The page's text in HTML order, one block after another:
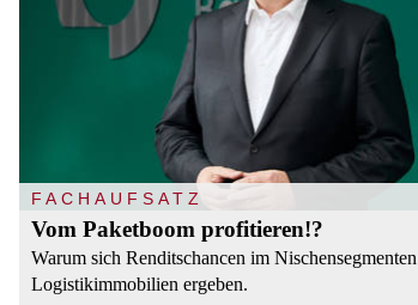
FACHAUFSATZ
Vom Paketboom profitieren!?
Warum sich Renditschancen im Nischensegmenten
Logistikimmobilien ergeben.